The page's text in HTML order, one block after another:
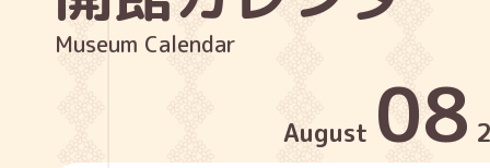
Museum Calendar
August 08